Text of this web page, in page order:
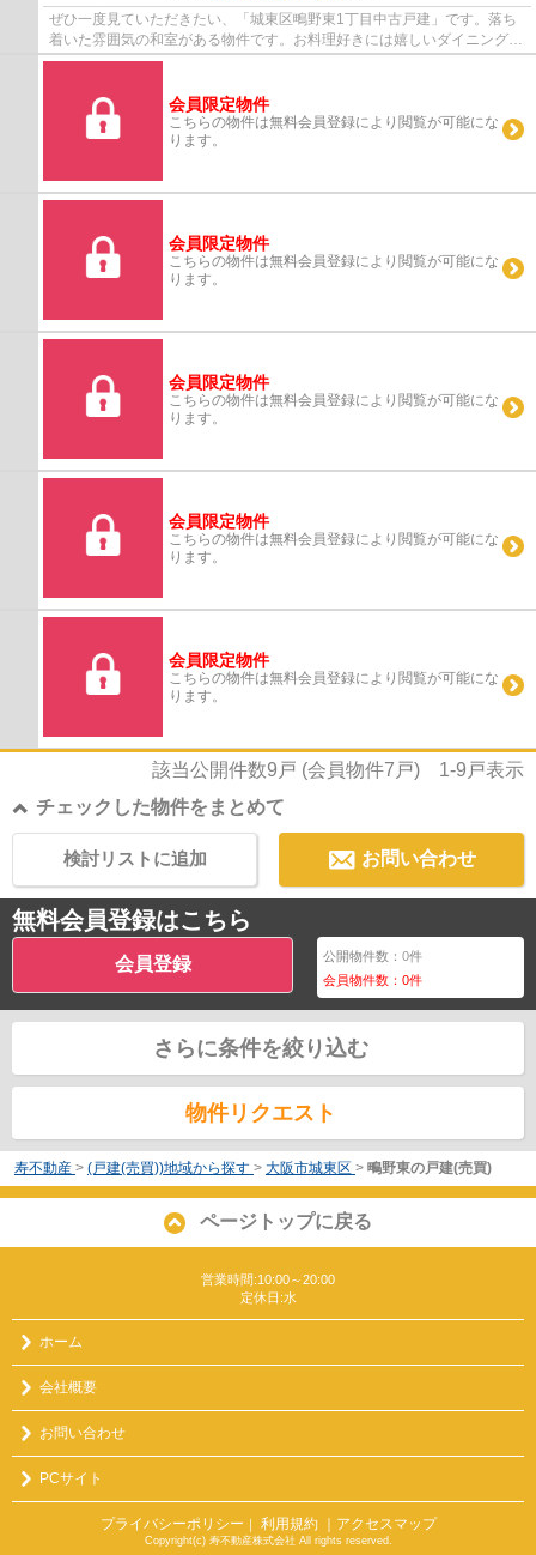
ぜひ一度見ていただきたい、「城東区鴫野東1丁目中古戸建」です。落ち
着いた雰囲気の和室がある物件です。お料理好きには嬉しいダイニングキ
ッチンのある間取りになっております。駅ま...
会員限定物件
こちらの物件は無料会員登録により閲覧が可能にな
ります。
会員限定物件
こちらの物件は無料会員登録により閲覧が可能にな
ります。
会員限定物件
こちらの物件は無料会員登録により閲覧が可能にな
ります。
会員限定物件
こちらの物件は無料会員登録により閲覧が可能にな
ります。
会員限定物件
こちらの物件は無料会員登録により閲覧が可能にな
ります。
該当公開件数9 戸 (会員物件7 戸) 1-9 戸表示
チェックした物件をまとめて
お問い合わせ
検討リストに追加
無料会員登録はこちら
会員登録 公開物件数：0件
会員物件数：0件
さらに条件を絞り込む
物件リクエスト
寿不動産 > (戸建(売買))地域から探す > 大阪市城東区 > 鴫野東の戸建(売買)
ページトップに戻る
営業時間:10:00～20:00
定休日:水
ホーム
会社概要
お問い合わせ
PCサイト
プライバシーポリシー ｜ 利用規約 ｜アクセスマップ
Copyright(c) 寿不動産株式会社 All rights reserved.